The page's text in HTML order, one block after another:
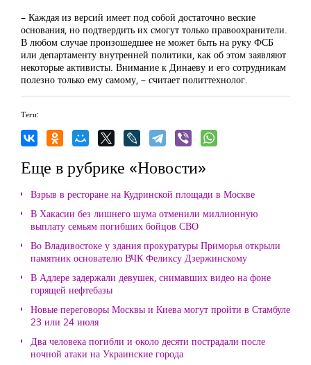
– Каждая из версий имеет под собой достаточно веские
основания, но подтвердить их смогут только правоохранители.
В любом случае произошедшее не может быть на руку ФСБ
или департаменту внутренней политики, как об этом заявляют
некоторые активисты. Внимание к Динаеву и его сотрудникам
полезно только ему самому, – считает политтехнолог.
Теги:
Еще в рубрике «Новости»
Взрыв в ресторане на Кудринской площади в Москве
В Хакасии без лишнего шума отменили миллионную
выплату семьям погибших бойцов СВО
Во Владивостоке у здания прокуратуры Приморья открыли
памятник основателю ВЧК Феликсу Дзержинскому
В Адлере задержали девушек, снимавших видео на фоне
горящей нефтебазы
Новые переговоры Москвы и Киева могут пройти в Стамбуле
23 или 24 июля
Два человека погибли и около десяти пострадали после
ночной атаки на Украинские города